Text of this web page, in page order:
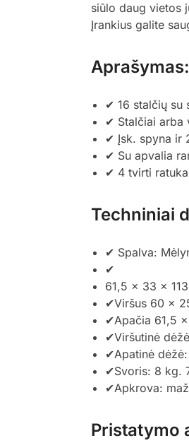
siūlo daug vietos
Įrankius galite
Aprašymas:
✔ 16 stalčių su
✔ Stalčiai arba
✔ Įsk. spyna ir
✔ Su apvalia
✔ 4 tvirti
Techniniai
✔ Spalva:
✔
61,5 x 33 x
✔Viršus 60 x
✔Apačia 61,5
✔Viršutinė
✔Apatinė
✔Svoris: 8 kg.
✔Apkrova:
Pristatymo